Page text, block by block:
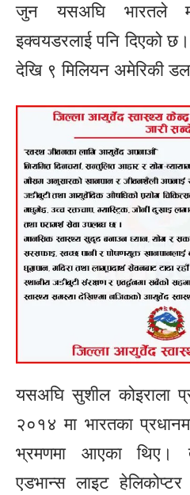
जुन यसअघि भारतले
इक्वयडरलाई पनि दिएको
देखि ९ मिलियन अमेरिकी
यसअघि सुशील कोइराला
२०१४ मा भारतका
भ्रमणमा आएका थिए।
एडभान्स लाइट